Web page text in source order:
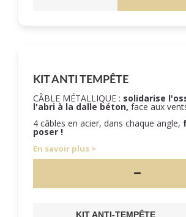
KIT ANTI TEMPÊTE
CÂBLE MÉTALLIQUE : solidarise
l'abri à la dalle béton, face aux
4 câbles en acier, dans chaque angle,
poser !
En savoir plus
KIT ANTI-TEMPÊTE